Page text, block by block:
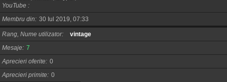
YouTube
Membru din
30 Iul 2019, 07:33
Rang, Nume utilizator
vintage
Mesaje 7
Aprecieri oferite 0
Aprecieri primite 0